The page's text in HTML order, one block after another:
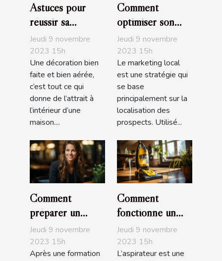
Astuces pour
réussir sa
décoration
d'intérieur
Jeudi 9 novembre
2023 15h
Une décoration bien
faite et bien aérée,
c’est tout ce qui
donne de l’attrait à
l’intérieur d’une
maison....
Comment
optimiser son
marketing local ?
Jeudi 9 novembre
2023 15h
Le marketing local
est une stratégie qui
se base
principalement sur la
localisation des
prospects. Utilisé...
Comment
préparer un
entretien
d’embauche ?
Jeudi 9 novembre
2023 15h
Après une formation
Comment
fonctionne un
aspirateur ?
Jeudi 9 novembre
2023 15h
L’aspirateur est une